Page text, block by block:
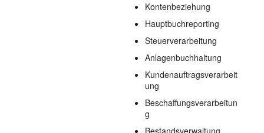
Kontenbeziehung
Hauptbuchreporting
Steuerverarbeitung
Anlagenbuchhaltung
Kundenauftragsverarbeit
ung
Beschaffungsverarbeitun
g
Bestandsverwaltung